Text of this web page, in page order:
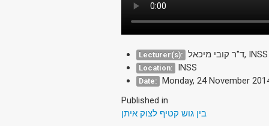
Lecturer(s): ד"ר קובי מיכאל, INSS
Location: INSS
Date: Monday, 24 November
Published in
בין גוש קטיף לצוק איתן